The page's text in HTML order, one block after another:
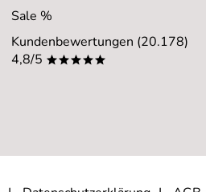
Sale %
Kundenbewertungen (20.178)
4,8/5 *****